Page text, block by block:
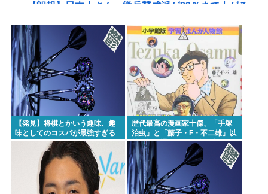
【朗報】日本人さん、徴兵賛成派が29％まで上がる
www
【衝撃】実写映画版「ゼルダの伝説」、ガノンドロ
フ役が決定
【悲報】21エモンとか言うマイナーアニメ！
支持率下げてやるの時事通信「国の借金、過去最高
の1346兆円。国民1人当たりの借金は約1095万円
に」
はじめの一歩 東日本新人王戦編とA級トーナメント
編どっちが好き？
マツコ、太った理由をついに自覚 「おかしいなと思
【発見】将棋とかいう趣味、趣
味としてのコスパが最強すぎる
www
歴代最高の漫画家十傑、「手塚
治虫」と「藤子・F・不二雄」以
外に誰を選んでも異論が出る
www